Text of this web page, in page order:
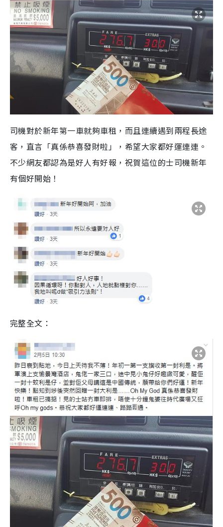
司機對於新年第一車就夠車租，而且連續遇到兩程長途
客，直言「真係恭喜發財啦」，希望大家都好運連連。
不少網友都認為是好人有好報，祝賀這位的士司機新年
有個好開始！
完整全文：